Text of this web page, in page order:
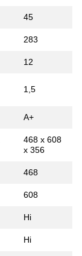
45
283
12
1,5
А+
468 х 608
х 356
468
608
Ні
Ні